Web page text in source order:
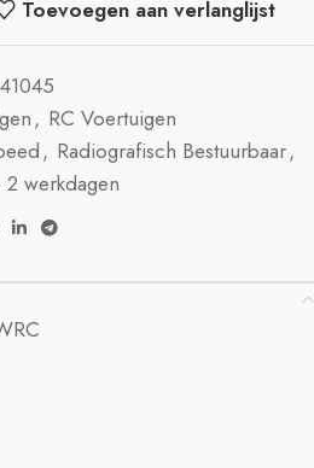
Toevoegen aan verlanglijst
, RC Voertuigen
, Radiografisch Bestuurbaar,
werkdagen